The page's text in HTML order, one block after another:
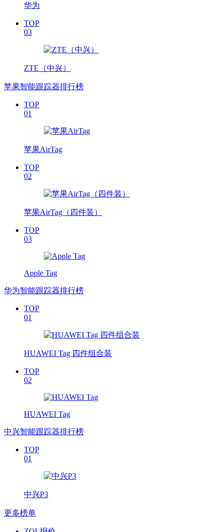
华为
TOP
03
ZTE（中兴）
苹果智能跟踪器排行榜
TOP
01
苹果AirTag
TOP
02
苹果AirTag（四件装）
TOP
03
Apple Tag
华为智能跟踪器排行榜
TOP
01
HUAWEI Tag 四件组合装
TOP
02
HUAWEI Tag
中兴智能跟踪器排行榜
TOP
01
中兴P3
更多榜单